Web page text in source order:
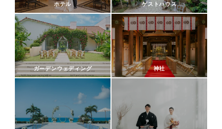
ホテル ゲストハウス
ガーデンウェディング 神社